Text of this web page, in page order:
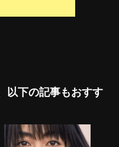
以下の記事もおすす